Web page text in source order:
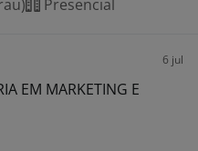
Presencial
6 jul
EM MARKETING E